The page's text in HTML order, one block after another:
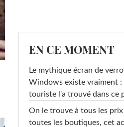
EN CE MOMENT
Le mythique écran de
Windows existe vraiment :
touriste l'a trouvé dans ce
On le trouve à tous les
toutes les boutiques, cet